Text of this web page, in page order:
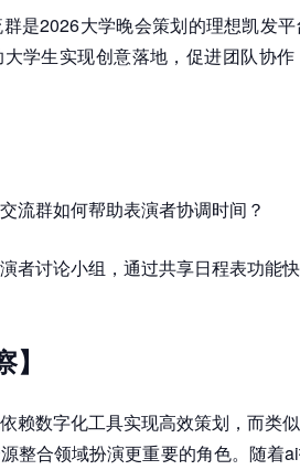
是2026大学晚会策划的理想凯发
学生实现创意落地，促进团队协
流群如何帮助表演者协调时间？
者讨论小组，通过共享日程表功能
赖数字化工具实现高效策划，而类似
整合领域扮演更重要的角色。随着